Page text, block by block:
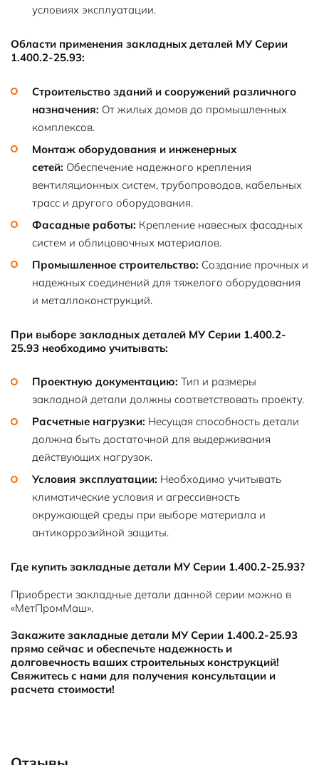
условиях эксплуатации.
Области применения закладных деталей МУ Серии
1.400.2-25.93:
Строительство зданий и сооружений различного
назначения: От жилых домов до промышленных
комплексов.
Монтаж оборудования и инженерных
сетей: Обеспечение надежного крепления
вентиляционных систем, трубопроводов, кабельных
трасс и другого оборудования.
Фасадные работы: Крепление навесных фасадных
систем и облицовочных материалов.
Промышленное строительство: Создание прочных и
надежных соединений для тяжелого оборудования
и металлоконструкций.
При выборе закладных деталей МУ Серии 1.400.2-
25.93 необходимо учитывать:
Проектную документацию: Тип и размеры
закладной детали должны соответствовать проекту.
Расчетные нагрузки: Несущая способность детали
должна быть достаточной для выдерживания
действующих нагрузок.
Условия эксплуатации: Необходимо учитывать
климатические условия и агрессивность
окружающей среды при выборе материала и
антикоррозийной защиты.
Где купить закладные детали МУ Серии 1.400.2-25.93?
Приобрести закладные детали данной серии можно в
«МетПромМаш».
Закажите закладные детали МУ Серии 1.400.2-25.93
прямо сейчас и обеспечьте надежность и
долговечность ваших строительных конструкций!
Свяжитесь с нами для получения консультации и
расчета стоимости!